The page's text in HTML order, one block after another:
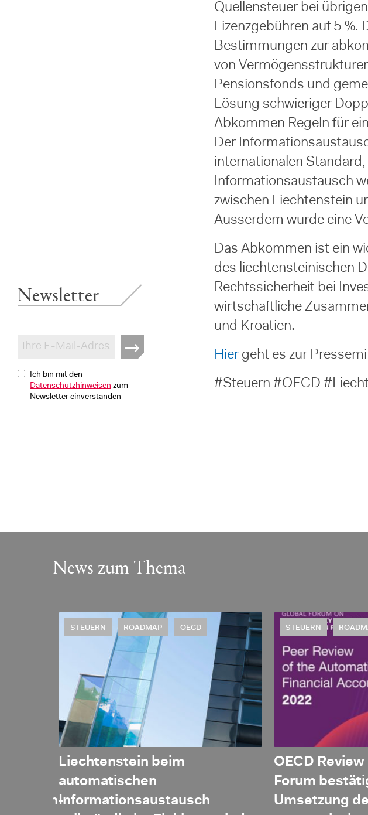
Newsletter
Ich bin mit den
Datenschutzhinweisen zum
Newsletter einverstanden
Quellensteuer bei
Lizenzgebühren auf 5 %.
Bestimmungen zur
von
Pensionsfonds und
Lösung schwieriger
Abkommen Regeln für
Der
internationalen
Informationsaustausch
zwischen Liechtenstein
Ausserdem wurde eine
Das Abkommen ist ein
des liechtensteinischen
Rechtssicherheit bei
wirtschaftliche
und Kroatien.
Hiergeht es zur
#Steuern #OECD
News zum Thema
STEUERN ROADMAP OECD
Liechtenstein beim
automatischen
Informationsaustausch
STEUERN
OECD
Forum
Umsetzung